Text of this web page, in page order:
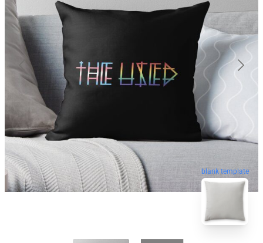
blank template